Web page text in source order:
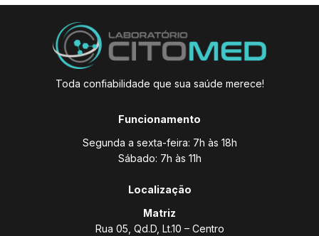
Toda confiabilidade que sua saúde merece!
Funcionamento
Segunda a sexta-feira: 7h às 18h
Sábado: 7h às 11h
Localização
Matriz
Rua 05, Qd.D, Lt.10 – Centro